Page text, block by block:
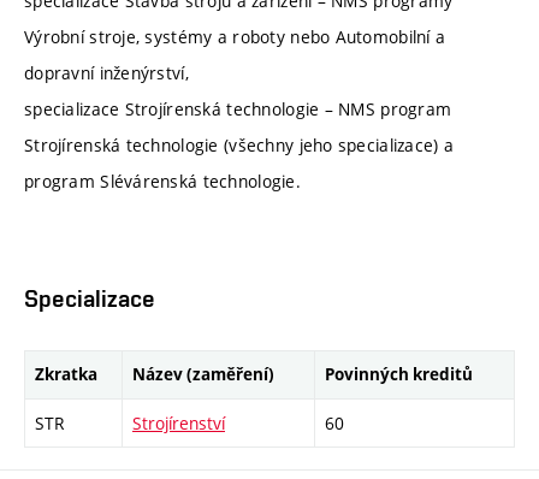
Výrobní stroje, systémy a roboty nebo Automobilní a
dopravní inženýrství,
specializace Strojírenská technologie – NMS program
Strojírenská technologie (všechny jeho specializace) a
program Slévárenská technologie.
Specializace
Zkratka Název (zaměření) Povinných kreditů
STR Strojírenství 60